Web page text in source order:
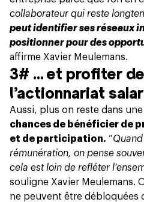
collaborateur qui reste
peut identifier ses réseaux
positionner pour des
affirme Xavier Meulemans.
3# … et profiter
l’actionnariat
Aussi, plus on reste dans
chances de bénéficier de
et de participation. “
rémunération, on pense
cela est loin de refléter
souligne Xavier Meulemans.
ne peuvent être débloquées